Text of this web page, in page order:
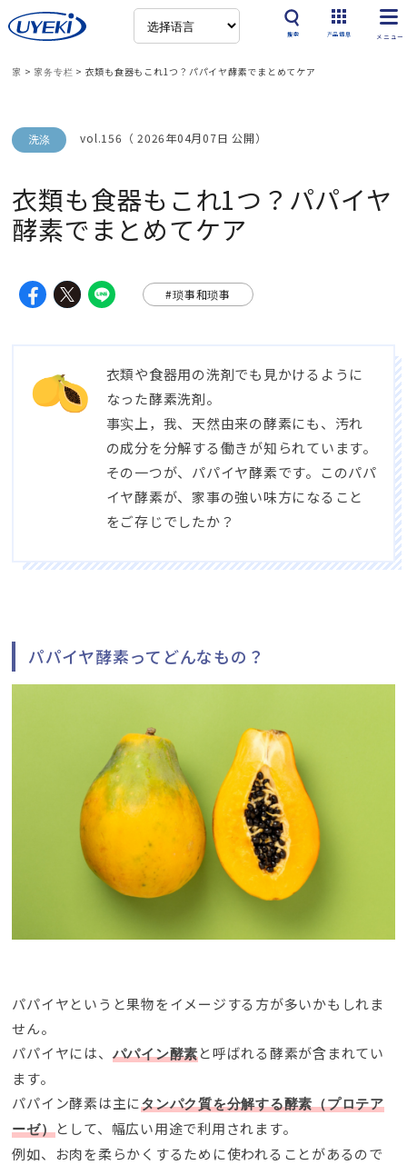
搜索 产品信息
家 > 家务专栏 > 衣類も食器もこれ1つ？パパイヤ酵素でまとめてケア
洗涤 vol.156（ 2026年04月07日 公開）
衣類も食器もこれ1つ？パパイヤ
酵素でまとめてケア
#琐事和琐事
衣類や食器用の洗剤でも見かけるように
なった酵素洗剤。
事实上，我、 天然由来の酵素にも、 汚れ
の成分を分解する働きが知られています。
その一つが、 パパイヤ酵素です。
このパパ
イヤ酵素が、家事の強い味方になること
をご存じでしたか？
パパイヤ酵素ってどんなもの？
パパイヤというと果物をイメージする方が多いかもしれま
せん。
パパイヤには、 パパイン酵素と呼ばれる酵素が含まれてい
ます。
パパイン酵素は主にタンパク質を分解する酵素（プロテア
ーゼ）として、 幅広い用途で利用されます。
例如、
お肉を柔らかくするために使われることがあるので